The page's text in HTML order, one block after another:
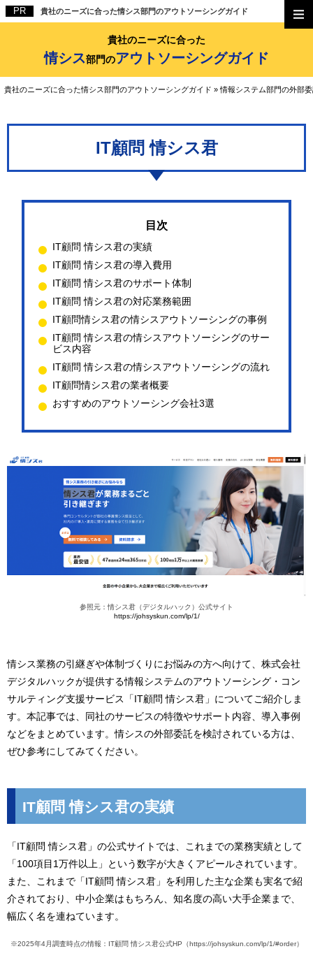
貴社のニーズに合った情シス部門のアウトソーシングガイド
貴社のニーズに合った
情シス部門のアウトソーシングガイド
貴社のニーズに合った情シス部門のアウトソーシングガイド »情報システム部門の外部
IT顧問 情シス君
IT顧問 情シス君の実績
IT顧問 情シス君の導入費用
IT顧問 情シス君のサポート体制
IT顧問 情シス君の対応業務範囲
IT顧問情シス君の情シスアウトソーシングの事例
IT顧問 情シス君の情シスアウトソーシングのサー
ビス内容
IT顧問 情シス君の情シスアウトソーシングの流れ
IT顧問情シス君の業者概要
おすすめのアウトソーシング会社3選
参照元：情シス君（デジタルハック）公式サイト
https://johsyskun.com/lp/1/
情シス業務の引継ぎや体制づくりにお悩みの方へ向けて、株式会社
デジタルハックが提供する情報システムのアウトソーシング・コン
サルティング支援サービス「IT顧問 情シス君」についてご紹介しま
す。本記事では、同社のサービスの特徴やサポート内容、導入事例
などをまとめています。情シスの外部委託を検討されている方は、
ぜひ参考にしてみてください。
IT顧問 情シス君の実績
「IT顧問 情シス君」の公式サイトでは、これまでの業務実績として
「100項目1万件以上」という数字が大きくアピールされています。
また、これまで「IT顧問 情シス君」を利用した主な企業も実名で紹
介されており、中小企業はもちろん、知名度の高い大手企業まで、
幅広く名を連ねています。
※2025年4月調査時点の情報：IT顧問 情シス君公式HP（https://johsyskun.com/lp/1/#order）